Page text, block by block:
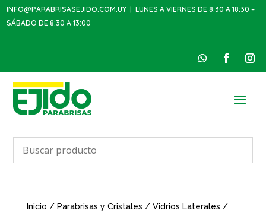
INFO@PARABRISASEJIDO.COM.UY | LUNES A VIERNES DE 8:30 A 18:30 –
SÁBADO DE 8:30 A 13:00
Inicio / Parabrisas y Cristales / Vidrios Laterales /